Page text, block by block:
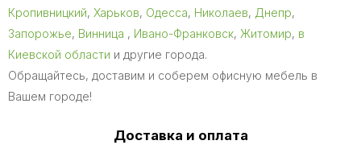
Кропивницкий, Харьков, Одесса, Николаев, Днепр,
Запорожье, Винница , Ивано-Франковск, Житомир, в
Киевской области и другие города.
Обращайтесь, доставим и соберем офисную мебель в
Вашем городе!
Доставка и оплата